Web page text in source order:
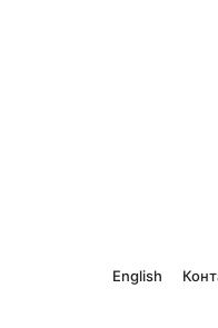
English